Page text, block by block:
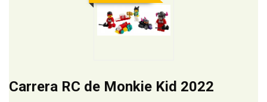
Carrera RC de Monkie Kid 2022